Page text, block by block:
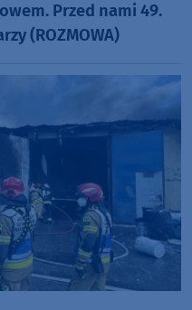
Przed nami 49.
(ROZMOWA)